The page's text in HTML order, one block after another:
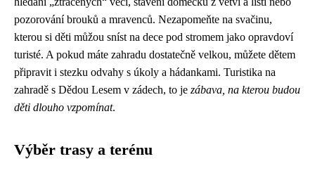
pozorování brouků a mravenců. Nezapomeňte na svačinu,
kterou si děti můžou sníst na dece pod stromem jako opravdoví
turisté. A pokud máte zahradu dostatečně velkou, můžete dětem
připravit i stezku odvahy s úkoly a hádankami. Turistika na
zahradě s Dědou Lesem v zádech, to je zábava, na kterou budou
děti dlouho vzpomínat.
Výběr trasy a terénu